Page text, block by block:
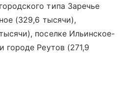
типа Заречье
(329,6 тысячи),
поселке Ильинское-
городе Реутов (271,9